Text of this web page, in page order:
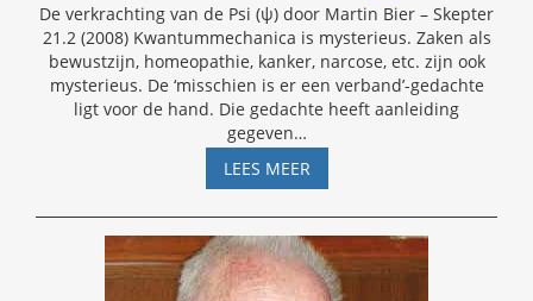
De verkrachting van de Psi (ψ) door Martin Bier – Skepter
21.2 (2008) Kwantummechanica is mysterieus. Zaken als
bewustzijn, homeopathie, kanker, narcose, etc. zijn ook
mysterieus. De ‘misschien is er een verband’-gedachte
ligt voor de hand. Die gedachte heeft aanleiding
gegeven…
LEES MEERKWANTUMMECHANICA,
HOMEOPATHIE
EN
KWANTUMBIOLOGIE